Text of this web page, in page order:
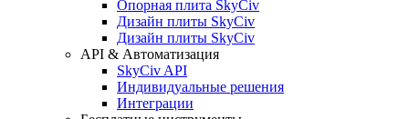
Опорная плита SkyCiv
Дизайн плиты SkyCiv
Дизайн плиты SkyCiv
API & Автоматизация
SkyCiv API
Индивидуальные решения
Интеграции